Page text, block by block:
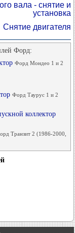
вала - снятие и
установка
Снятие двигателя
Форд:
Форд Мондео 1 и 2
Форд Таурус 1 и 2
коллектор
Транзит 2 (1986-2000,